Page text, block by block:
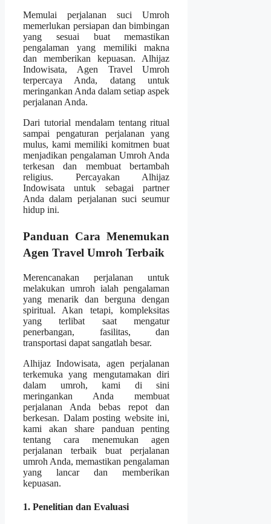
Memulai perjalanan suci Umroh
memerlukan persiapan dan bimbingan
yang sesuai buat memastikan
pengalaman yang memiliki makna
dan memberikan kepuasan. Alhijaz
Indowisata, Agen Travel Umroh
terpercaya Anda, datang untuk
meringankan Anda dalam setiap aspek
perjalanan Anda.
Dari tutorial mendalam tentang ritual
sampai pengaturan perjalanan yang
mulus, kami memiliki komitmen buat
menjadikan pengalaman Umroh Anda
terkesan dan membuat bertambah
religius. Percayakan Alhijaz
Indowisata untuk sebagai partner
Anda dalam perjalanan suci seumur
hidup ini.
Panduan Cara Menemukan
Agen Travel Umroh Terbaik
Merencanakan perjalanan untuk
melakukan umroh ialah pengalaman
yang menarik dan berguna dengan
spiritual. Akan tetapi, kompleksitas
yang terlibat saat mengatur
penerbangan, fasilitas, dan
transportasi dapat sangatlah besar.
Alhijaz Indowisata, agen perjalanan
terkemuka yang mengutamakan diri
dalam umroh, kami di sini
meringankan Anda membuat
perjalanan Anda bebas repot dan
berkesan. Dalam posting website ini,
kami akan share panduan penting
tentang cara menemukan agen
perjalanan terbaik buat perjalanan
umroh Anda, memastikan pengalaman
yang lancar dan memberikan
kepuasan.
1. Penelitian dan Evaluasi